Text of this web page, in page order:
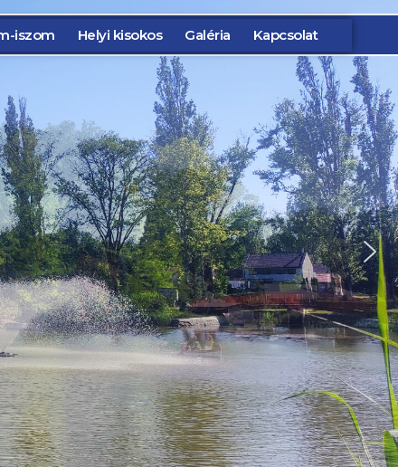
iszom Helyi kisokos Galéria Kapcsolat